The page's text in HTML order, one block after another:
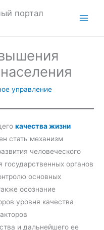
портал
u
управление
качества жизни
стать механизм
человеческого
государственных органов
основных
осознание
уровня качества
и дальнейшего ее